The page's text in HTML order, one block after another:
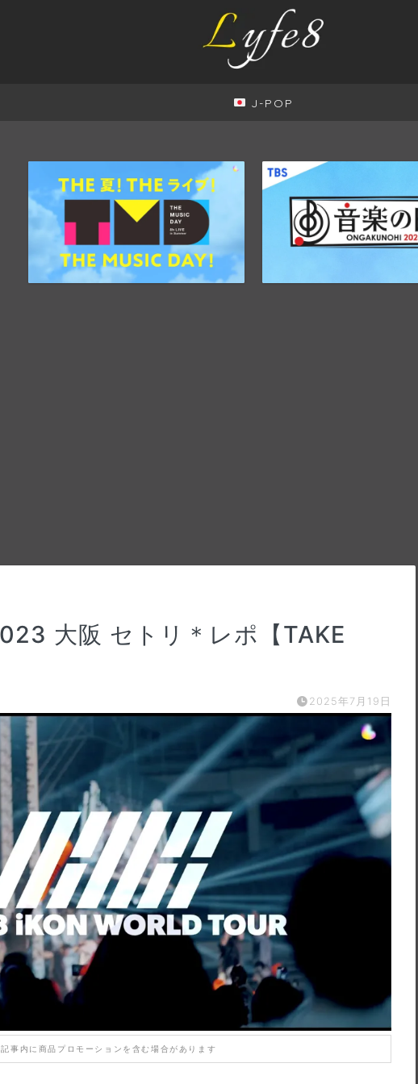
J-POP
大阪 セトリ＊レポ【TAKE
2025年7月19日
記事内に商品プロモーションを含む場合があります